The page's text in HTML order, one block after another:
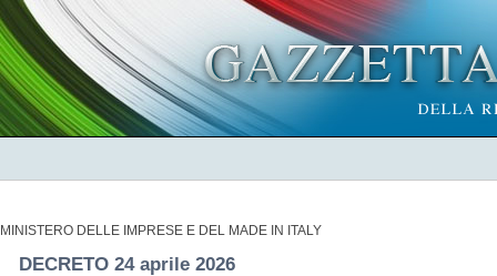
MINISTERO DELLE IMPRESE E DEL MADE IN ITALY
DECRETO 24 aprile 2026